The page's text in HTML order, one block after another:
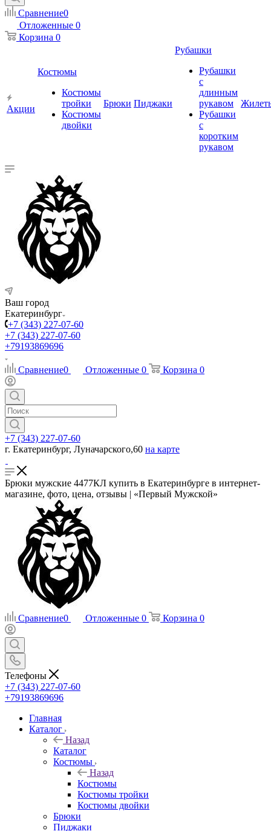
Сравнение0
Отложенные 0
Корзина 0
Акции
Костюмы
Костюмы
тройки
Костюмы
двойки
Брюки Пиджаки
Рубашки
Рубашки
с
длинным
рукавом
Рубашки
с
коротким
рукавом
Ваш город
Екатеринбург
+7 (343) 227-07-60
+7 (343) 227-07-60
+79193869696
Сравнение0 Отложенные 0 Корзина 0
+7 (343) 227-07-60
г. Екатеринбург, Луначарского,60 на карте
Брюки мужские 4477КЛ купить в Екатеринбурге в интернет-
магазине, фото, цена, отзывы | «Первый Мужской»
Сравнение0 Отложенные 0 Корзина 0
Телефоны
+7 (343) 227-07-60
+79193869696
Главная
Каталог
Назад
Каталог
Костюмы
Назад
Костюмы
Костюмы тройки
Костюмы двойки
Брюки
Пиджаки